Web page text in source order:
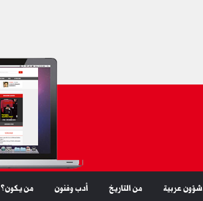
شؤون عربية من التاريخ أدب وفنون من يكون؟